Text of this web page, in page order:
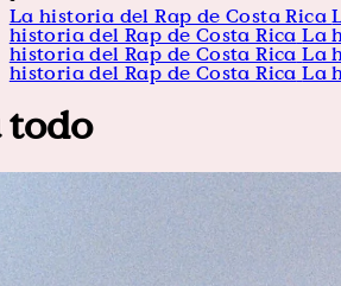
La historia del Rap de Costa Rica
historia del Rap de Costa Rica La
historia del Rap de Costa Rica La
historia del Rap de Costa Rica La
todo